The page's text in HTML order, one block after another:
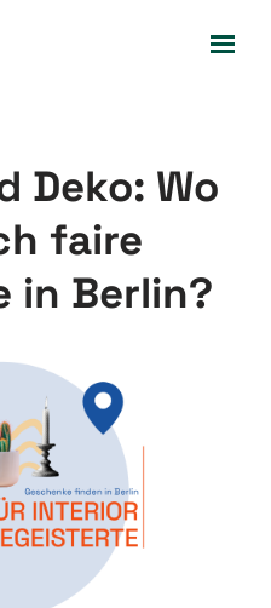
Deko: Wo
faire
in Berlin?